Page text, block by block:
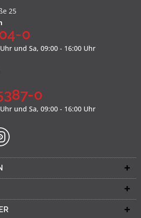
25
0
und Sa, 09:00 - 16:00 Uhr
0
und Sa, 09:00 - 16:00 Uhr